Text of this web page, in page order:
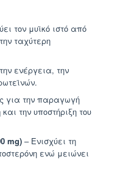
τον μυϊκό ιστό από
ταχύτερη
ενέργεια, την
για την παραγωγή
την υποστήριξη του
mg) – Ενισχύει τη
ενώ μειώνει